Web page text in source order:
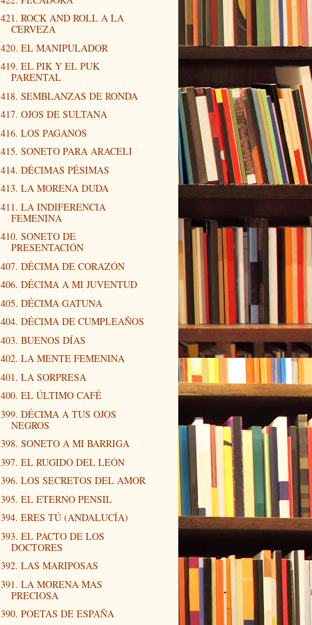
421. ROCK AND ROLL A LA
CERVEZA
420. EL MANIPULADOR
419. EL PIK Y EL PUK
PARENTAL
418. SEMBLANZAS DE RONDA
417. OJOS DE SULTANA
416. LOS PAGANOS
415. SONETO PARA ARACELI
414. DÉCIMAS PÉSIMAS
413. LA MORENA DUDA
411. LA INDIFERENCIA
FEMENINA
410. SONETO DE
PRESENTACIÓN
407. DÉCIMA DE CORAZÓN
406. DÉCIMA A MI JUVENTUD
405. DÉCIMA GATUNA
404. DÉCIMA DE CUMPLEAÑOS
403. BUENOS DÍAS
402. LA MENTE FEMENINA
401. LA SORPRESA
400. EL ÚLTIMO CAFÉ
399. DÉCIMA A TUS OJOS
NEGROS
398. SONETO A MI BARRIGA
397. EL RUGIDO DEL LEÓN
396. LOS SECRETOS DEL AMOR
395. EL ETERNO PENSIL
394. ERES TÚ (ANDALUCÍA)
393. EL PACTO DE LOS
DOCTORES
392. LAS MARIPOSAS
391. LA MORENA MÁS
PRECIOSA
390. POETAS DE ESPAÑA